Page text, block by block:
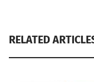
RELATED